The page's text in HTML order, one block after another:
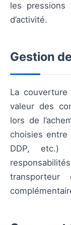
les
d’activité.
Gestion
La couverture
valeur des
lors de
choisies entre
DDP, etc.)
transporteur